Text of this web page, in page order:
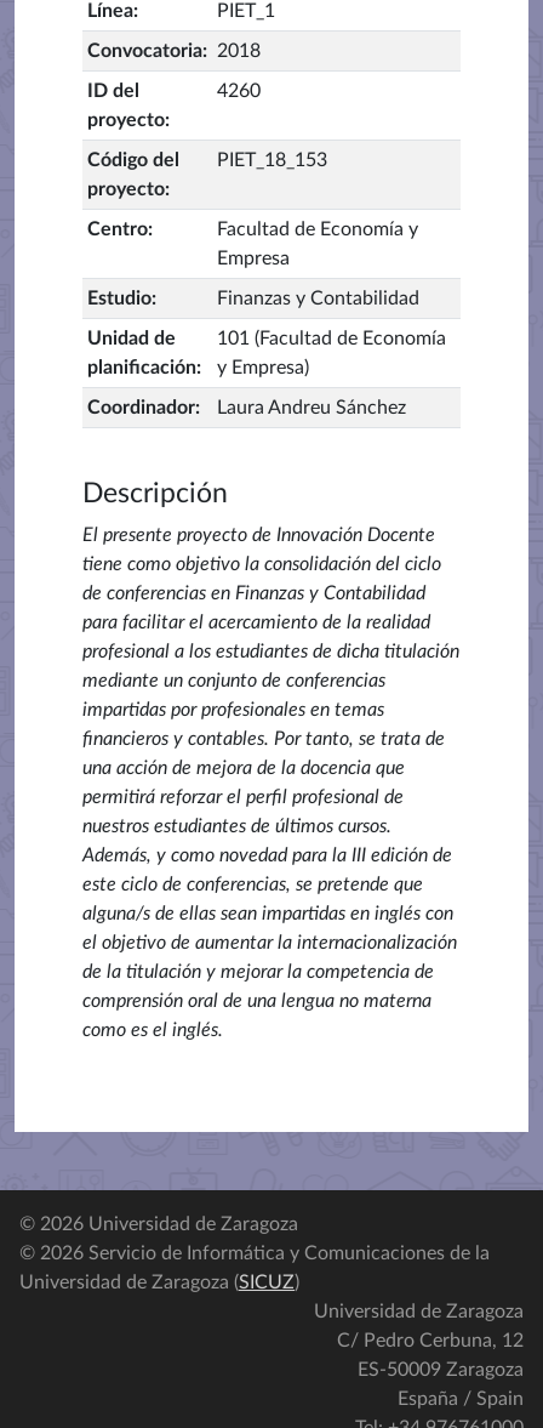
Línea: PIET_1
Convocatoria: 2018
ID del
proyecto:
4260
Código del
proyecto:
PIET_18_153
Centro:
Facultad de Economía y
Empresa
Estudio: Finanzas y Contabilidad
Unidad de
planificación:
101 (Facultad de Economía
y Empresa)
Coordinador: Laura Andreu Sánchez
Descripción
El presente proyecto de Innovación Docente
tiene como objetivo la consolidación del ciclo
de conferencias en Finanzas y Contabilidad
para facilitar el acercamiento de la realidad
profesional a los estudiantes de dicha titulación
mediante un conjunto de conferencias
impartidas por profesionales en temas
financieros y contables. Por tanto, se trata de
una acción de mejora de la docencia que
permitirá reforzar el perfil profesional de
nuestros estudiantes de últimos cursos.
Además, y como novedad para la III edición de
este ciclo de conferencias, se pretende que
alguna/s de ellas sean impartidas en inglés con
el objetivo de aumentar la internacionalización
de la titulación y mejorar la competencia de
comprensión oral de una lengua no materna
como es el inglés.
© 2026 Universidad de Zaragoza
© 2026 Servicio de Informática y Comunicaciones de la
Universidad de Zaragoza (SICUZ)
Universidad de Zaragoza
C/ Pedro Cerbuna, 12
ES-50009 Zaragoza
España / Spain